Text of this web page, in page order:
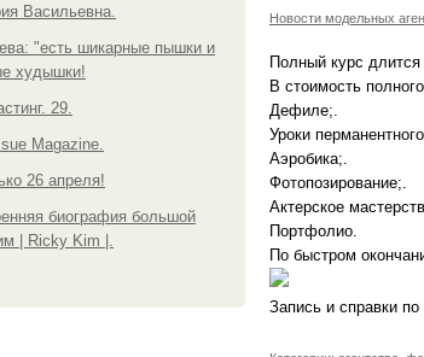
Васильевна.
"есть шикарные пышки и
худышки!
29.
Magazine.
26 апреля!
биография большой
| Ricky Kim |.
Новости модельных
Полный курс
В стоимость
Дефиле;.
Уроки
Аэробика;.
Фотопозирование;.
Актерское
Портфолио.
По быстром
Запись и справки